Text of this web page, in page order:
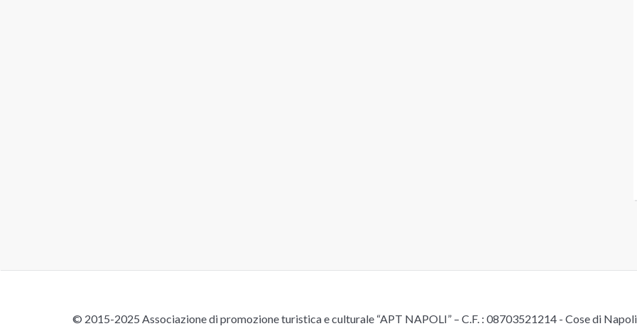
© 2015-2025 Associazione di promozione turistica e culturale “APT NAPOLI” – C.F. : 08703521214 - Cose di